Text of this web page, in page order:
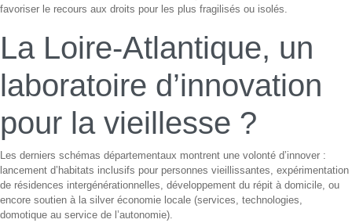
favoriser le recours aux droits pour les plus fragilisés ou isolés.
La Loire-Atlantique, un
laboratoire d’innovation
pour la vieillesse ?
Les derniers schémas départementaux montrent une volonté d’innover :
lancement d’habitats inclusifs pour personnes vieillissantes, expérimentation
de résidences intergénérationnelles, développement du répit à domicile, ou
encore soutien à la silver économie locale (services, technologies,
domotique au service de l’autonomie).